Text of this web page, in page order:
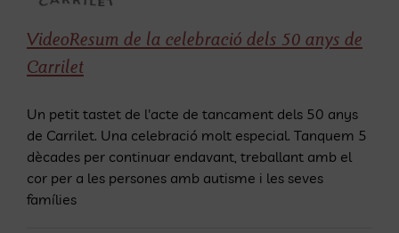
content
VideoResum de la celebració dels 50 anys de
Carrilet
Un petit tastet de l'acte de tancament dels 50 anys
de Carrilet. Una celebració molt especial. Tanquem 5
dècades per continuar endavant, treballant amb el
cor per a les persones amb autisme i les seves
famílies